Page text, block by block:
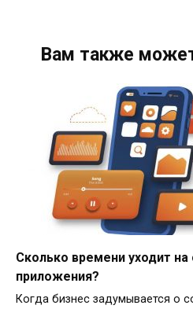
Вам также
Сколько времени уходит
приложения?
Когда бизнес задумывается о